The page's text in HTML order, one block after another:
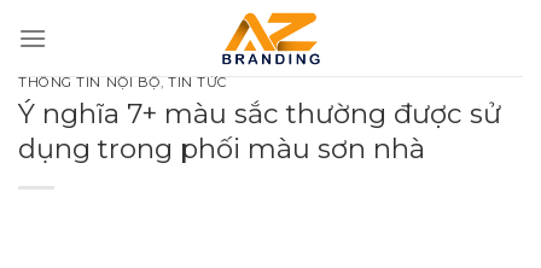
qua
nội
dung
THÔNG TIN NỘI BỘ,TIN TỨC
Ý nghĩa 7+ màu sắc thường được sử
dụng trong phối màu sơn nhà